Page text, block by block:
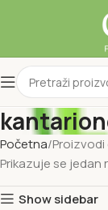
Početna
Prikazuje se jedan
Show sidebar